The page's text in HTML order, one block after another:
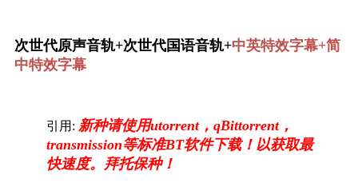
次世代原声音轨+次世代国语音轨+中英特效字幕+简
中特效字幕
引用: 新种请使用utorrent，qBittorrent，
transmission等标准BT软件下载！以获取最
快速度。拜托保种！